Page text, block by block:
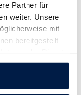
Partner für
weiter. Unsere
mit
bereitgestellt